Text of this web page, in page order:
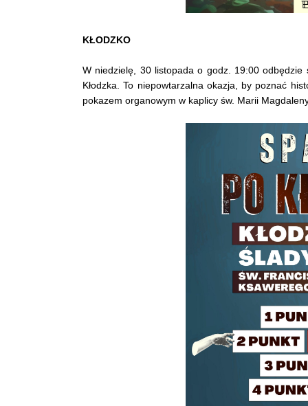
KŁODZKO
W niedzielę, 30 listopada o godz. 19:00
Kłodzka. To niepowtarzalna okazja, by poznać
pokazem organowym w kaplicy św. Marii